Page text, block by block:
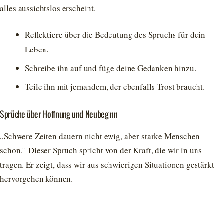
alles aussichtslos erscheint.
Reflektiere über die Bedeutung des Spruchs für dein
Leben.
Schreibe ihn auf und füge deine Gedanken hinzu.
Teile ihn mit jemandem, der ebenfalls Trost braucht.
Sprüche über Hoffnung und Neubeginn
„Schwere Zeiten dauern nicht ewig, aber starke Menschen
schon.“ Dieser Spruch spricht von der Kraft, die wir in uns
tragen. Er zeigt, dass wir aus schwierigen Situationen gestärkt
hervorgehen können.